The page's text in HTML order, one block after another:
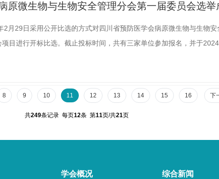
原微生物与生物安全管理分会第一届委员会选
公示
2月29日采用公开比选的方式对四川省预防医学会病原微生物与生物
目进行开标比选。截止投标时间，共有三家单位参加报名，并于
下：此次比选结果公示期为3个工作日（3月6日——3月8日），如对
8 9 10 11 12 13 14 15 16 下
共249条记录 每页12条 第11页/共21页
学会概况 综合新闻